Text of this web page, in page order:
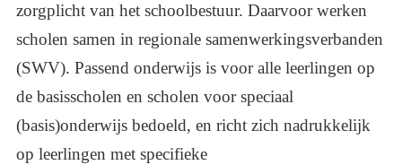
zorgplicht van het schoolbestuur. Daarvoor werken
scholen samen in regionale samenwerkingsverbanden
(SWV). Passend onderwijs is voor alle leerlingen op
de basisscholen en scholen voor speciaal
(basis)onderwijs bedoeld, en richt zich nadrukkelijk
op leerlingen met specifieke